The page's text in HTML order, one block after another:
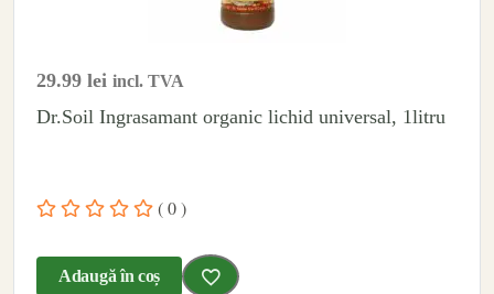
29.99 lei incl. TVA
Dr.Soil Ingrasamant organic lichid universal, 1litru
( 0 )
Adaugă în coș